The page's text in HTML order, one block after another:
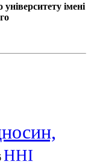
імені
ННІ